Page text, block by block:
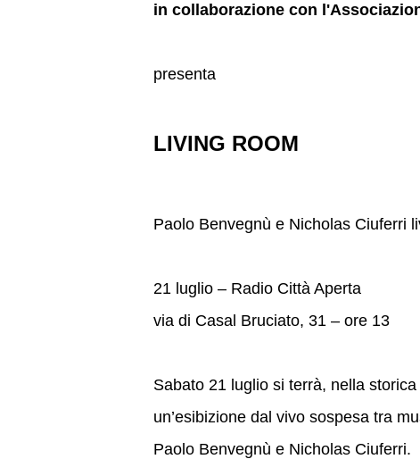
in collaborazione con
presenta
LIVING ROOM
Paolo Benvegnù e Nicholas Ciuferri
21 luglio – Radio Città Aperta
via di Casal Bruciato, 31 – ore 13
Sabato 21 luglio si terrà, nella
un’esibizione dal vivo sospesa tra
Paolo Benvegnù e Nicholas Ciuferri.